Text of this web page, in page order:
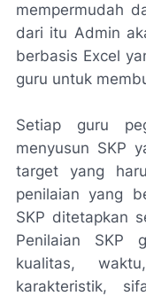
mempermudah
dari itu Admin
berbasis Excel
guru untuk
Setiap guru
menyusun SKP
target yang
penilaian yang
SKP ditetapkan
Penilaian SKP
kualitas,
karakteristik,